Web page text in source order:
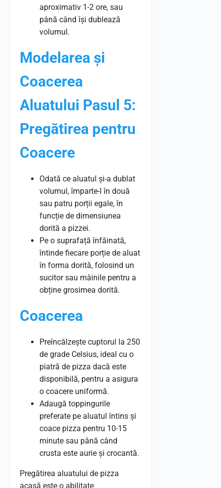
aproximativ 1-2 ore, sau
până când își dublează
volumul.
Modelarea și
Coacerea
Aluatului Pasul 5:
Pregătirea pentru
Coacere
Odată ce aluatul și-a dublat
volumul, împarte-l în două
sau patru porții egale, în
funcție de dimensiunea
dorită a pizzei.
Pe o suprafață înfăinată,
întinde fiecare porție de aluat
în forma dorită, folosind un
sucitor sau mâinile pentru a
obține grosimea dorită.
Coacerea
Preîncălzește cuptorul la 250
de grade Celsius, ideal cu o
piatră de pizza dacă este
disponibilă, pentru a asigura
o coacere uniformă.
Adaugă toppingurile
preferate pe aluatul întins și
coace pizza pentru 10-15
minute sau până când
crusta este aurie și crocantă.
Pregătirea aluatului de pizza
acasă este o abilitate